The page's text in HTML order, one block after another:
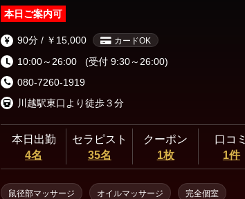
本日ご案内可
90分 / ￥15,000 カードOK
10:00～26:00
(受付 9:30～26:00)
080-7260-1919
川越駅東口より徒歩３分
本日出勤
4名
セラピスト
35名
クーポン
1枚
口コミ
1件
鼠径部マッサージ オイルマッサージ 完全個室